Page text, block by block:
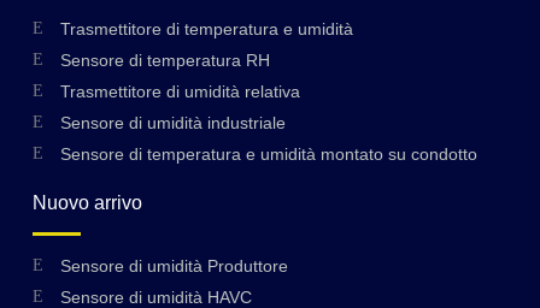
Trasmettitore di temperatura e umidità
Sensore di temperatura RH
Trasmettitore di umidità relativa
Sensore di umidità industriale
Sensore di temperatura e umidità montato su condotto
Nuovo arrivo
Sensore di umidità Produttore
Sensore di umidità HAVC